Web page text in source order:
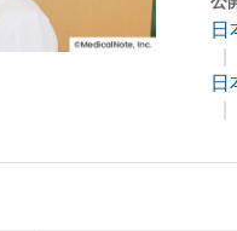
日
日